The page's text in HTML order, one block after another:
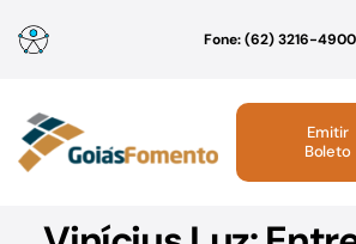
para
conteúdo
Fone: (62) 3216-4900
Institucional
Emitir
Boleto